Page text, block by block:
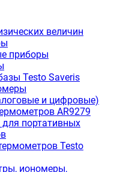
величин
приборы
Testo Saveris
и цифровые)
AR9279
портативных
Testo
иономеры,